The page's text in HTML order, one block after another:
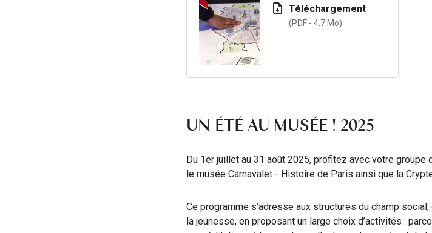
Téléchargement
(PDF - 4.7 Mo)
UN ÉTÉ AU MUSÉE ! 2025
Du 1er juillet au 31 août 2025, profitez avec votre
le musée Carnavalet - Histoire de Paris ainsi que la
Ce programme s’adresse aux structures du champ
la jeunesse, en proposant un large choix d’activités :